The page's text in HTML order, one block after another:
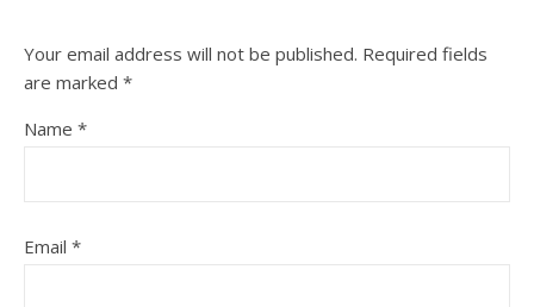
Your email address will not be published. Required fields
are marked *
Name *
Email *